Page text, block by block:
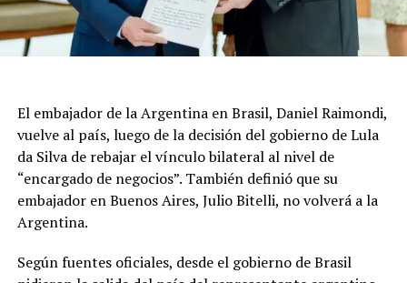
El embajador de la Argentina en Brasil, Daniel Raimondi,
vuelve al país, luego de la decisión del gobierno de Lula
da Silva de rebajar el vínculo bilateral al nivel de
“encargado de negocios”. También definió que su
embajador en Buenos Aires, Julio Bitelli, no volverá a la
Argentina.
Según fuentes oficiales, desde el gobierno de Brasil